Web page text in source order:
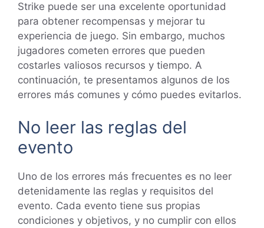
Strike puede ser una excelente oportunidad
para obtener recompensas y mejorar tu
experiencia de juego. Sin embargo, muchos
jugadores cometen errores que pueden
costarles valiosos recursos y tiempo. A
continuación, te presentamos algunos de los
errores más comunes y cómo puedes evitarlos.
No leer las reglas del
evento
Uno de los errores más frecuentes es no leer
detenidamente las reglas y requisitos del
evento. Cada evento tiene sus propias
condiciones y objetivos, y no cumplir con ellos